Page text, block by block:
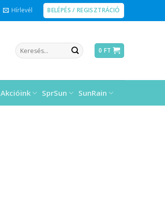
Hírlevél BELÉPÉS / REGISZTRÁCIÓ
Keresés
a
0 FT
Akcióink SprSun SunRain